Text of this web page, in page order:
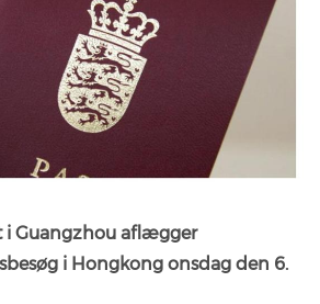
i Guangzhou aflægger
i Hongkong onsdag den 6.